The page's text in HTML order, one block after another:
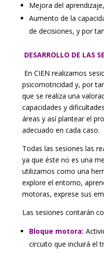
Mejora del
Aumento de la
de decisiones, y por
DESARROLLO DE LAS
En CIEN realizamos
psicomotricidad y, por
que se realiza una
capacidades y
áreas y así plantear el
adecuado en cada caso.
Todas las sesiones las
ya que éste no es una
utilizamos como una
explore el entorno,
motoras, exprese sus
Las sesiones contarán
Bloque motora:
circuito que incluirá el